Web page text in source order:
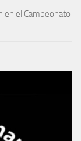
en el Campeonato